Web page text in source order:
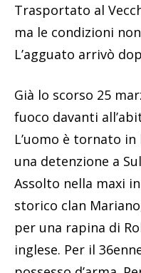
Trasportato al
ma le condizioni
L’agguato arrivò
Già lo scorso 25
fuoco davanti
L’uomo è tornato
una detenzione a
Assolto nella maxi
storico clan
per una rapina di
inglese. Per il